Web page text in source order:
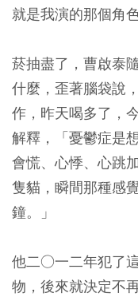
就是我演的那個角
菸抽盡了，曹啟泰
什麼，歪著腦袋說
作，昨天喝多了，
解釋，「憂鬱症是
會慌、心悸、心跳
隻貓，瞬間那種感
鐘。」
他二○一二年犯了
物，後來就決定不